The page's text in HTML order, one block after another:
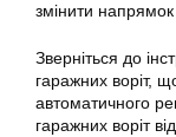
змінити напрямок
Зверніться до
гаражних воріт,
автоматичного
гаражних воріт